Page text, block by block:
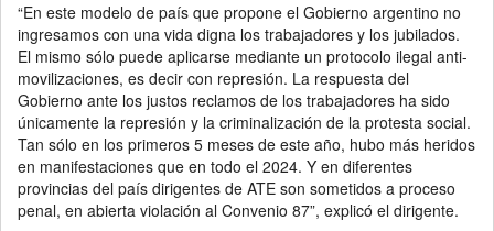
“En este modelo de país que propone el Gobierno argentino no
ingresamos con una vida digna los trabajadores y los jubilados.
El mismo sólo puede aplicarse mediante un protocolo ilegal anti-
movilizaciones, es decir con represión. La respuesta del
Gobierno ante los justos reclamos de los trabajadores ha sido
únicamente la represión y la criminalización de la protesta social.
Tan sólo en los primeros 5 meses de este año, hubo más heridos
en manifestaciones que en todo el 2024. Y en diferentes
provincias del país dirigentes de ATE son sometidos a proceso
penal, en abierta violación al Convenio 87”, explicó el dirigente.